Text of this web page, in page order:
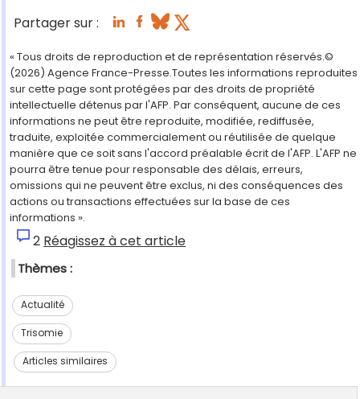
Partager sur :
« Tous droits de reproduction et de représentation réservés.©
(2026) Agence France-Presse.Toutes les informations reproduites
sur cette page sont protégées par des droits de propriété
intellectuelle détenus par l'AFP. Par conséquent, aucune de ces
informations ne peut être reproduite, modifiée, rediffusée,
traduite, exploitée commercialement ou réutilisée de quelque
manière que ce soit sans l'accord préalable écrit de l'AFP. L'AFP ne
pourra être tenue pour responsable des délais, erreurs,
omissions qui ne peuvent être exclus, ni des conséquences des
actions ou transactions effectuées sur la base de ces
informations ».
2 Réagissez à cet article
Thèmes :
Actualité
Trisomie
Articles similaires